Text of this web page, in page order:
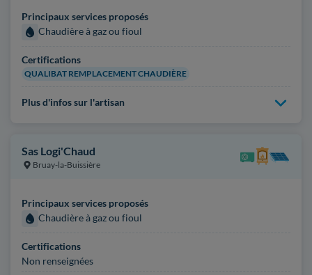
Principaux services proposés
Chaudière à gaz ou fioul
Certifications
QUALIBAT REMPLACEMENT CHAUDIÈRE
Plus d'infos sur l'artisan
Sas Logi'Chaud
Bruay-la-Buissière
Principaux services proposés
Chaudière à gaz ou fioul
Certifications
Non renseignées